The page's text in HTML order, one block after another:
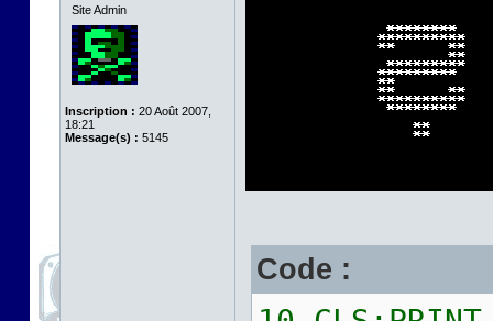
Site Admin
Inscription : 20 Août 2007,
18:21
Message(s) : 5145
Code :